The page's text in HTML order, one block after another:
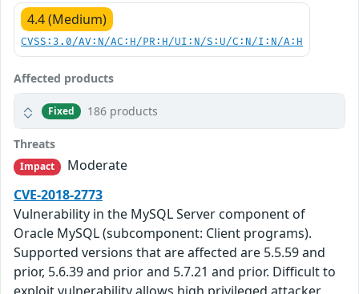
4.4 (Medium)
CVSS:3.0/AV:N/AC:H/PR:H/UI:N/S:U/C:N/I:N/A:H
Affected products
Fixed 186 products
Threats
Impact
Moderate
CVE-2018-2773
Vulnerability in the MySQL Server component of
Oracle MySQL (subcomponent: Client programs).
Supported versions that are affected are 5.5.59 and
prior, 5.6.39 and prior and 5.7.21 and prior. Difficult to